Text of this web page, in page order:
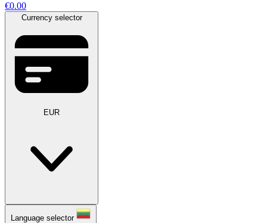
€0.00
Currency selector
EUR
Language selector